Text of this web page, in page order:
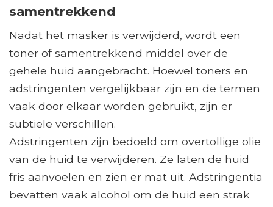
samentrekkend
Nadat het masker is verwijderd, wordt een
toner of samentrekkend middel over de
gehele huid aangebracht. Hoewel toners en
adstringenten vergelijkbaar zijn en de termen
vaak door elkaar worden gebruikt, zijn er
subtiele verschillen.
Adstringenten zijn bedoeld om overtollige olie
van de huid te verwijderen. Ze laten de huid
fris aanvoelen en zien er mat uit. Adstringentia
bevatten vaak alcohol om de huid een strak